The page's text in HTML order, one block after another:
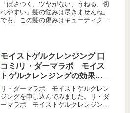
「ぱさつく、ツヤがない、うねる、切
れやすい」髪の悩みは尽きませんね。
でも、この髪の傷みはキューティクル
るのか、原因を知って、空洞化を防ぐ
正...
モイストゲルクレンジング 口
コミ/リ・ダーマラボ モイス
トゲルクレンジングの効果・
口コミや評判
リ・ダーマラボ モイストゲルクレン
ジングを申し込んでみました。リ・ダ
ーマラボ モイストゲルクレンジング